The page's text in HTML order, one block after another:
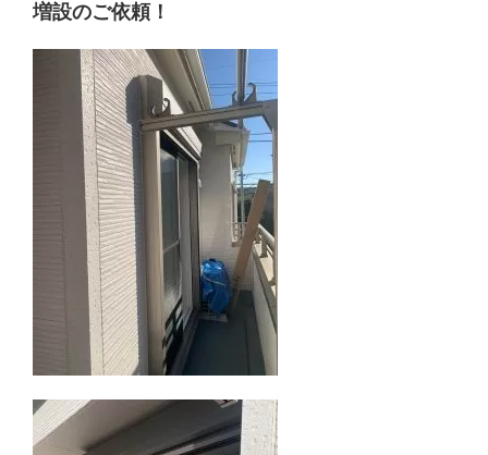
増設のご依頼！